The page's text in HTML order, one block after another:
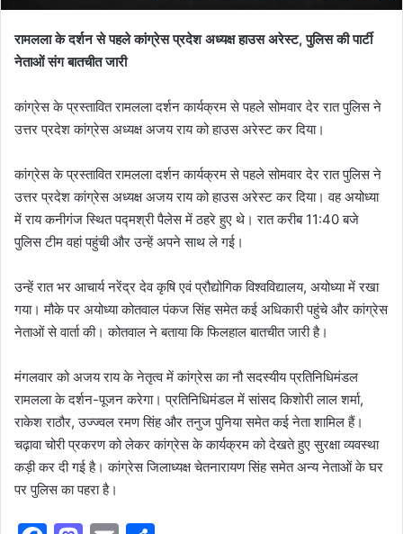
रामलला के दर्शन से पहले कांग्रेस प्रदेश अध्यक्ष हाउस अरेस्ट, पुलिस की पार्टी
नेताओं संग बातचीत जारी
कांग्रेस के प्रस्तावित रामलला दर्शन कार्यक्रम से पहले सोमवार देर रात पुलिस ने
उत्तर प्रदेश कांग्रेस अध्यक्ष अजय राय को हाउस अरेस्ट कर दिया।
कांग्रेस के प्रस्तावित रामलला दर्शन कार्यक्रम से पहले सोमवार देर रात पुलिस ने
उत्तर प्रदेश कांग्रेस अध्यक्ष अजय राय को हाउस अरेस्ट कर दिया। वह अयोध्या
में राय कनीगंज स्थित पद्मश्री पैलेस में ठहरे हुए थे। रात करीब 11:40 बजे
पुलिस टीम वहां पहुंची और उन्हें अपने साथ ले गई।
उन्हें रात भर आचार्य नरेंद्र देव कृषि एवं प्रौद्योगिक विश्वविद्यालय, अयोध्या में रखा
गया। मौके पर अयोध्या कोतवाल पंकज सिंह समेत कई अधिकारी पहुंचे और कांग्रेस
नेताओं से वार्ता की। कोतवाल ने बताया कि फिलहाल बातचीत जारी है।
मंगलवार को अजय राय के नेतृत्व में कांग्रेस का नौ सदस्यीय प्रतिनिधिमंडल
रामलला के दर्शन-पूजन करेगा। प्रतिनिधिमंडल में सांसद किशोरी लाल शर्मा,
राकेश राठौर, उज्ज्वल रमण सिंह और तनुज पुनिया समेत कई नेता शामिल हैं।
चढ़ावा चोरी प्रकरण को लेकर कांग्रेस के कार्यक्रम को देखते हुए सुरक्षा व्यवस्था
कड़ी कर दी गई है। कांग्रेस जिलाध्यक्ष चेतनारायण सिंह समेत अन्य नेताओं के घर
पर पुलिस का पहरा है।